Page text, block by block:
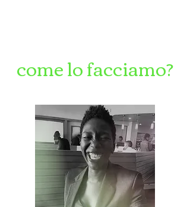
come lo facciamo?